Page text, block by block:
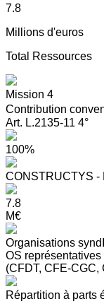
7.8
Millions d'euros
Total Ressources
Mission 4
Contribution
Art. L.2135-11 4°
100%
CONSTRUCTYS -
7.8
M€
Organisations
OS
(CFDT, CFE-CGC,
Répartition à parts